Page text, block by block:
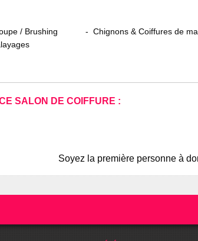
/ Brushing
Chignons & Coiffures de
SALON DE COIFFURE :
Soyez la première personne à